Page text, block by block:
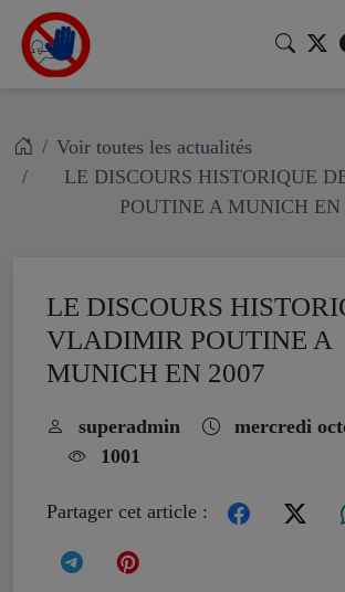
Voir toutes les actualités
LE DISCOURS HISTORIQUE
POUTINE A MUNICH EN
LE DISCOURS
VLADIMIR POUTINE A
MUNICH EN 2007
superadmin
mercredi
1001
Partager cet article :